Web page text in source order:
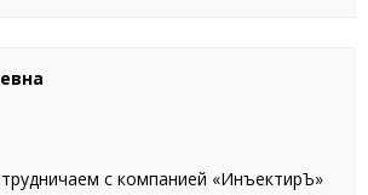
с компанией «ИнъектирЪ»